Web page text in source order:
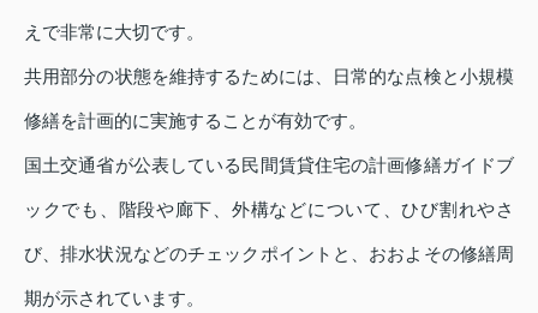
えで非常に大切です。
共用部分の状態を維持するためには、日常的な点検と小規模
修繕を計画的に実施することが有効です。
国土交通省が公表している民間賃貸住宅の計画修繕ガイドブ
ックでも、階段や廊下、外構などについて、ひび割れやさ
び、排水状況などのチェックポイントと、おおよその修繕周
期が示されています。